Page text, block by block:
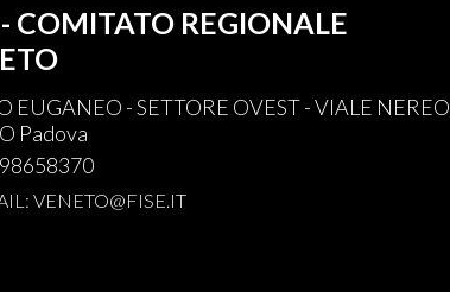
- COMITATO REGIONALE
EUGANEO - SETTORE OVEST - VIALE NEREO
Padova
VENETO@FISE.IT